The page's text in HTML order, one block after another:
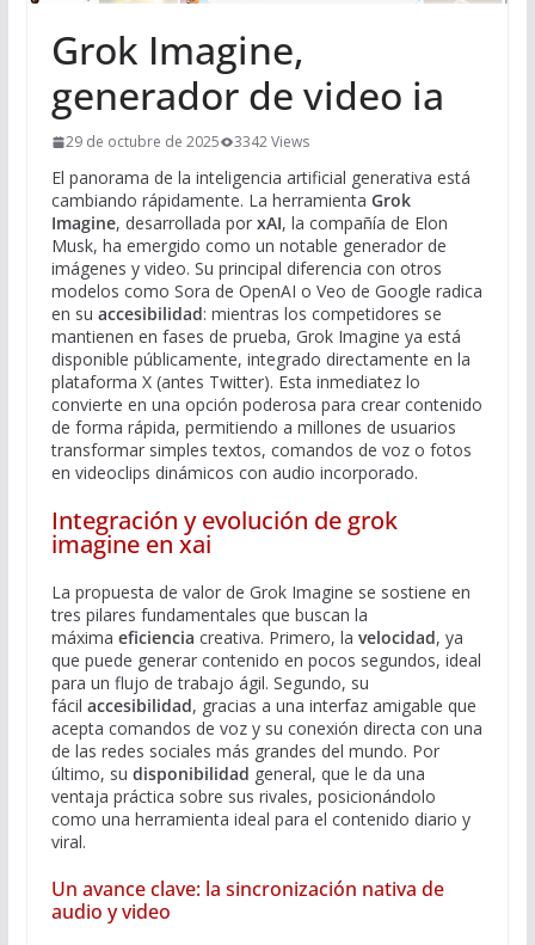
Grok Imagine,
generador de video ia
29 de octubre de 2025 3342 Views
El panorama de la inteligencia artificial generativa está
cambiando rápidamente. La herramienta Grok
Imagine, desarrollada por xAI, la compañía de Elon
Musk, ha emergido como un notable generador de
imágenes y video. Su principal diferencia con otros
modelos como Sora de OpenAI o Veo de Google radica
en su accesibilidad: mientras los competidores se
mantienen en fases de prueba, Grok Imagine ya está
disponible públicamente, integrado directamente en la
plataforma X (antes Twitter). Esta inmediatez lo
convierte en una opción poderosa para crear contenido
de forma rápida, permitiendo a millones de usuarios
transformar simples textos, comandos de voz o fotos
en videoclips dinámicos con audio incorporado.
Integración y evolución de grok
imagine en xai
La propuesta de valor de Grok Imagine se sostiene en
tres pilares fundamentales que buscan la
máxima eficiencia creativa. Primero, la velocidad, ya
que puede generar contenido en pocos segundos, ideal
para un flujo de trabajo ágil. Segundo, su
fácil accesibilidad, gracias a una interfaz amigable que
acepta comandos de voz y su conexión directa con una
de las redes sociales más grandes del mundo. Por
último, su disponibilidad general, que le da una
ventaja práctica sobre sus rivales, posicionándolo
como una herramienta ideal para el contenido diario y
viral.
Un avance clave: la sincronización nativa de
audio y video